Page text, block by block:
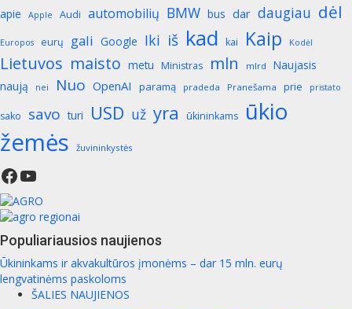
apie
Apple Audi automobilių BMW bus dar daugiau dėl
Europos eurų gali Google Iki iš kad kai Kaip Kodėl
Lietuvos maisto metu Ministras mln mlrd
Naujasis
naują
nei Nuo OpenAI paramą pradeda Pranešama prie pristato
sako savo turi USD už yra ūkininkams ūkio
žemės žuvininkystės
Facebook
YouTube
Populiariausios naujienos
Ūkininkams ir akvakultūros įmonėms – dar 15 mln. eurų
lengvatinėms paskoloms
ŠALIES NAUJIENOS